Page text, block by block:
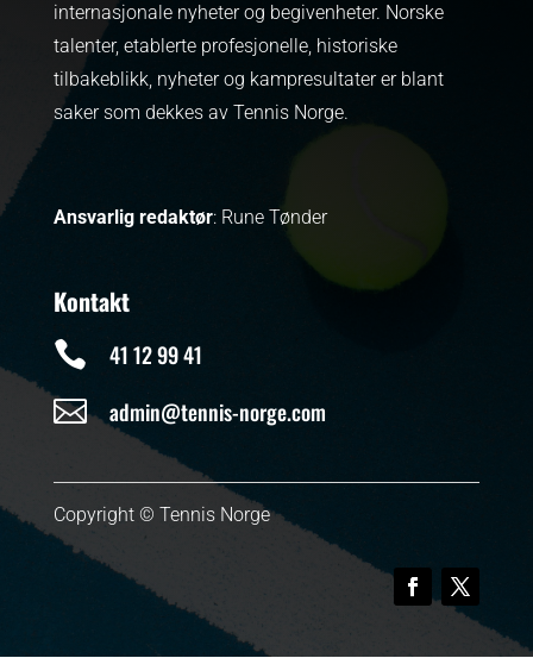
internasjonale nyheter og begivenheter. Norske
talenter, etablerte profesjonelle, historiske
tilbakeblikk, nyheter og kampresultater er blant
saker som dekkes av Tennis Norge.
Ansvarlig redaktør: Rune Tønder
Kontakt
 41 12 99 41
 admin@tennis-norge.com
Copyright © Tennis Norge